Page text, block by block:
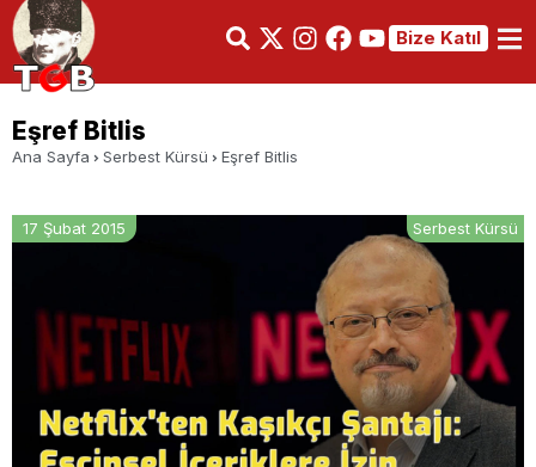
Bize Katıl
Eşref Bitlis
Ana Sayfa Serbest Kürsü Eşref Bitlis
17 Şubat 2015 Serbest Kürsü